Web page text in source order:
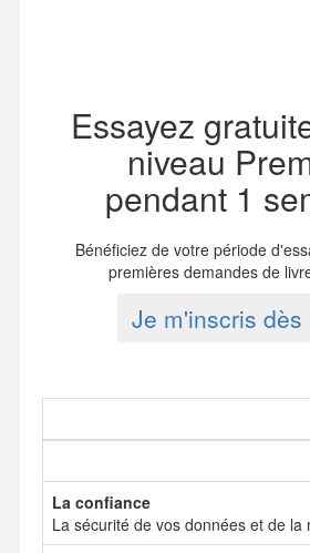
Essayez
niveau
pendant 1
Bénéficiez de votre période
premières demandes de
Je m'inscris dès
La confiance
La sécurité de vos données et de la